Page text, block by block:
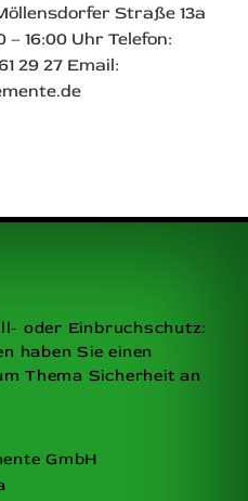
Straße 13a
16:00 Uhr Telefon:
29 27 Email:
oder Einbruchschutz:
haben Sie einen
Thema Sicherheit an
GmbH